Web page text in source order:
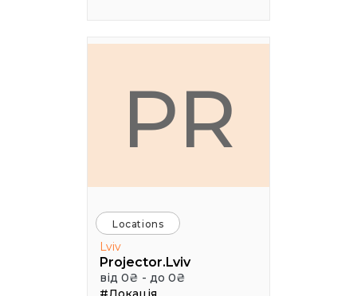
PR
Locations
Lviv
Projector.Lviv
від 0₴ - до 0₴